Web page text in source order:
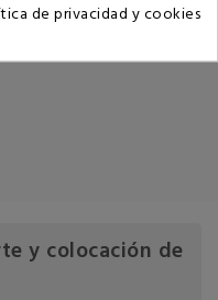
y colocación de
de privacidad y cookies